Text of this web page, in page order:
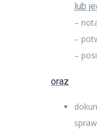
lub
–
–
–
oraz